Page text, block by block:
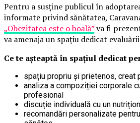
Pentru a susține publicul în
informate privind sănătatea,
„Obezitatea este o boală”va fi
va amenaja un spațiu dedicat
Ce te așteaptă în spațiul dedicat
spațiu propriu și prietenos, creat
analiza a compoziției corporale
profesional
discuție individuală cu un
recomandări personalizate